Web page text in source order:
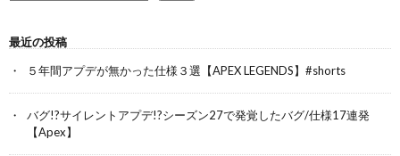
最近の投稿
５年間アプデが無かった仕様３選【APEX LEGENDS】#shorts
バグ!?サイレントアプデ!?シーズン27で発覚したバグ/仕様17連発
【Apex】